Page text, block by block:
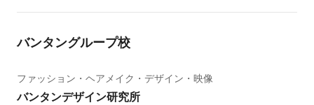
バンタングループ校
ファッション・ヘアメイク・デザイン・映像
バンタンデザイン研究所